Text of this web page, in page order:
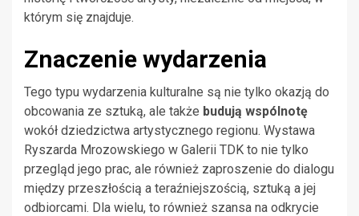
którym się znajduje.
Znaczenie wydarzenia
Tego typu wydarzenia kulturalne są nie tylko okazją do
obcowania ze sztuką, ale także budują wspólnotę
wokół dziedzictwa artystycznego regionu. Wystawa
Ryszarda Mrozowskiego w Galerii TDK to nie tylko
przegląd jego prac, ale również zaproszenie do dialogu
między przeszłością a teraźniejszością, sztuką a jej
odbiorcami. Dla wielu, to również szansa na odkrycie